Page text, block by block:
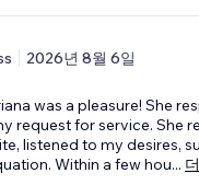
2026년 8월 6일
was a pleasure! She
request for service. She
listened to my desires,
Within a few hou...